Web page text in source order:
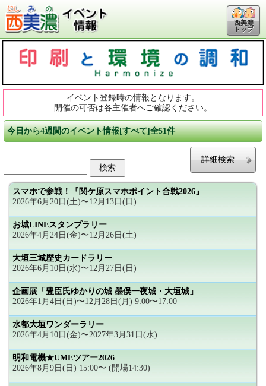
西美濃
トップ
イベント登録時の情報となります。
開催の可否は各主催者へご確認ください。
今日から4週間のイベント情報[すべて]全51件
詳細検索
スマホで参戦！『関ケ原スマホポイント合戦2026』
2026年6月20日(土)〜12月13日(日)
お城LINEスタンプラリー
2026年4月24日(金)〜12月26日(土)
大垣三城歴史カードラリー
2026年6月10日(水)〜12月27日(日)
企画展「豊臣氏ゆかりの城 墨俣一夜城・大垣城」
2026年1月4日(日)〜12月28日(月) 9:00〜17:00
水都大垣ワンダーラリー
2026年4月10日(金)〜2027年3月31日(水)
明和電機★UMEツアー2026
2026年8月9日(日) 15:00〜 (開場14:30)